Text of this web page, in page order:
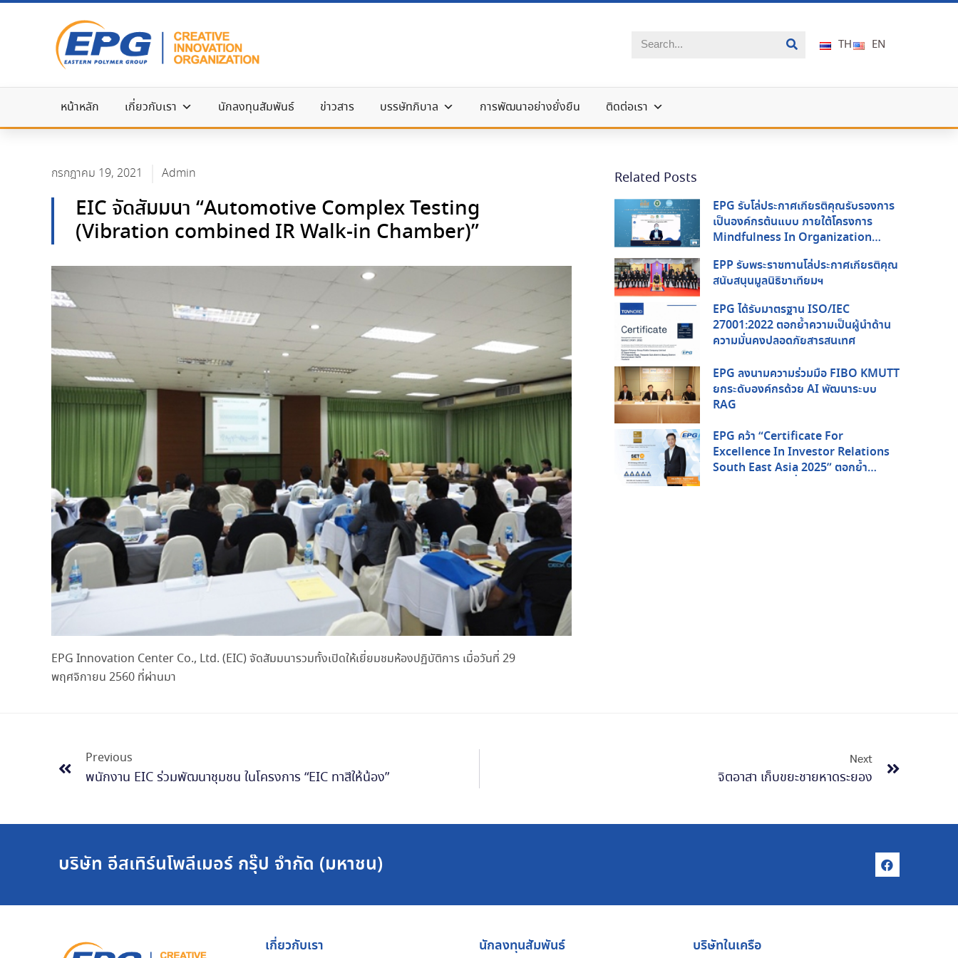
TH EN
หน้าหลัก เกี่ยวกับเรา นักลงทุนสัมพันธ์ ข่าวสาร บรรษัทภิบาล การพัฒนาอย่างยั่งยืน ติดต่อเรา
กรกฎาคม 19, 2021 Admin
EIC จัดสัมมนา “Automotive Complex Testing
(Vibration combined IR Walk-in Chamber)”
EPG Innovation Center Co., Ltd. (EIC) จัดสัมมนารวมทั้งเปิดให้เยี่ยมชมห้องปฏิบัติการ เมื่อวันที่ 29
พฤศจิกายน 2560 ที่ผ่านมา
Related Posts
EPG รับโล่ประกาศเกียรติคุณรับรองการ
เป็นองค์กรต้นแบบ ภายใต้โครงการ
Mindfulness In Organization
สาธารณสุข และ สสส.
EPP รับพระราชทานโล่ประกาศเกียรติคุณ
สนับสนุนมูลนิธิขาเทียมฯ
EPG ได้รับมาตรฐาน ISO/IEC
27001:2022 ตอกย้ำความเป็นผู้นำด้าน
ความมั่นคงปลอดภัยสารสนเทศ
EPG ลงนามความร่วมมือ FIBO KMUTT
ยกระดับองค์กรด้วย AI พัฒนาระบบ
RAG
EPG คว้า “Certificate For
Excellence In Investor Relations
South East Asia 2025” ตอกย้ำ
Previous
พนักงาน EIC ร่วมพัฒนาชุมชน ในโครงการ “EIC ทาสีให้น้อง”
Next
จิตอาสา เก็บขยะชายหาดระยอง
บริษัท อีสเทิร์นโพลีเมอร์ กรุ๊ป จำกัด (มหาชน)
เกี่ยวกับเรา นักลงทุนสัมพันธ์ บริษัทในเครือ